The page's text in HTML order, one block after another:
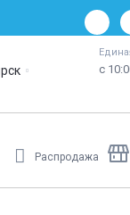
с
Распродажа